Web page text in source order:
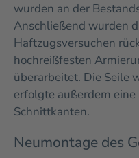
wurden an der
Anschließend wurden
Haftzugsversuchen
hochreißfesten
überarbeitet. Die Seile
erfolgte außerdem
Schnittkanten.
Neumontage des